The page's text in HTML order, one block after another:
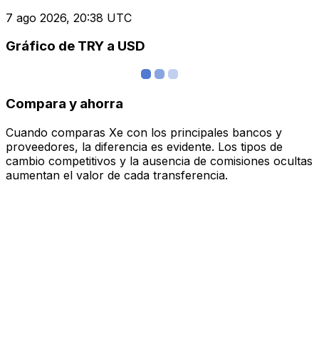
7 ago 2026, 20:38 UTC
Gráfico de TRY a USD
Compara y ahorra
Cuando comparas Xe con los principales bancos y
proveedores, la diferencia es evidente. Los tipos de
cambio competitivos y la ausencia de comisiones ocultas
aumentan el valor de cada transferencia.